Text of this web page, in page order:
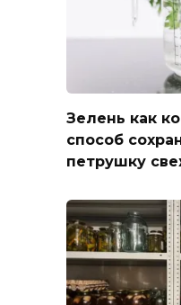
Зелень как
способ
петрушку